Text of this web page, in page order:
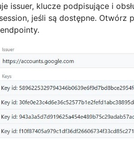
issuer, klucze podpisujące i
jeśli są dostępne.